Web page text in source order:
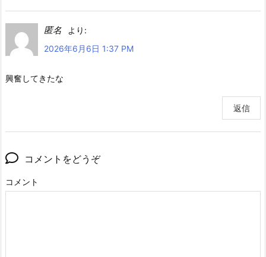
匿名
より:
2026年6月6日 1:37 PM
興奮してきたな
返信
コメントをどうぞ
コメント